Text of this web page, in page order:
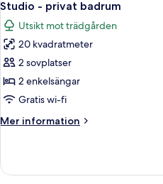
alla
foton
för
Studio
-
privat
10
Studio - privat badrum
Utsikt mot trädgården
20 kvadratmeter
2 sovplatser
2 enkelsängar
Gratis wi-fi
Mer information
Mer
-